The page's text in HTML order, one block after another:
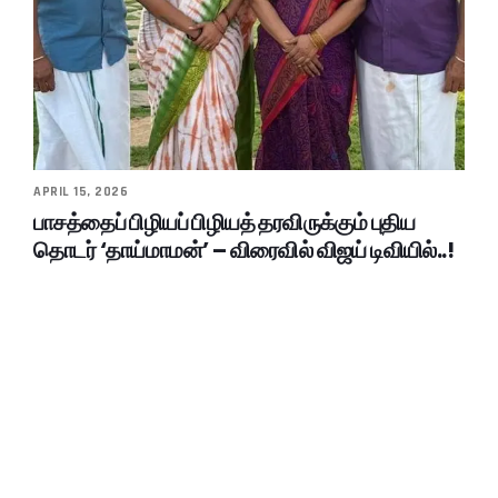
APRIL 15, 2026
பாசத்தைப் பிழியப் பிழியத் தரவிருக்கும் புதிய
தொடர் ‘தாய்மாமன்’ – விரைவில் விஜய் டிவியில்..!